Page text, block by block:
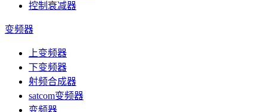
控制衰减器
变频器
上变频器
下变频器
射频合成器
satcom变频器